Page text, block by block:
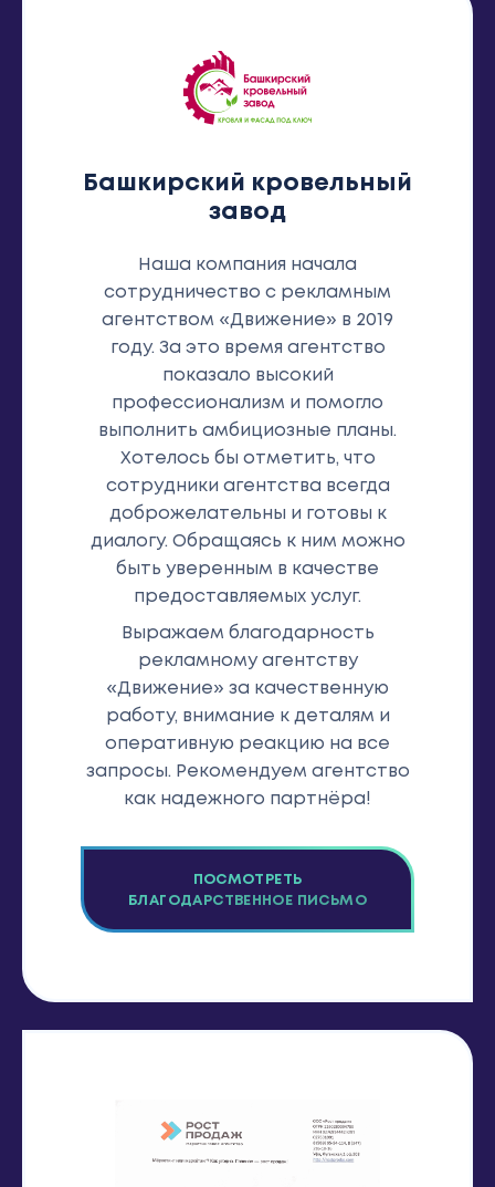
Башкирский кровельный
завод
Наша компания начала
сотрудничество с рекламным
агентством «Движение» в 2019
году. За это время агентство
показало высокий
профессионализм и помогло
выполнить амбициозные планы.
Хотелось бы отметить, что
сотрудники агентства всегда
доброжелательны и готовы к
диалогу. Обращаясь к ним можно
быть уверенным в качестве
предоставляемых услуг.
Выражаем благодарность
рекламному агентству
«Движение» за качественную
работу, внимание к деталям и
оперативную реакцию на все
запросы. Рекомендуем агентство
как надежного партнёра!
ПОСМОТРЕТЬ
БЛАГОДАРСТВЕННОЕ ПИСЬМО